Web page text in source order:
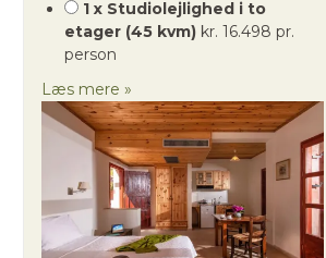
1 x Studiolejlighed i to
etager (45 kvm) kr. 16.498 pr.
person
Læs mere »